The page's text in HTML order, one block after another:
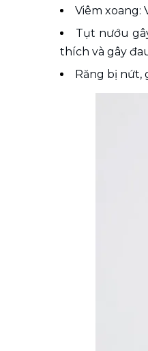
Viêm xoang:
Tụt nướu
thích và gây
Răng bị nứt,